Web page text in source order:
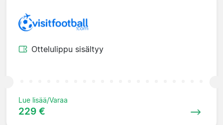
Ottelulippu sisältyy
Lue lisää/Varaa
229 €